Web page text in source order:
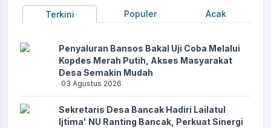
Terkini Populer Acak
Penyaluran Bansos Bakal Uji Coba Melalui
Kopdes Merah Putih, Akses Masyarakat
Desa Semakin Mudah
03 Agustus 2026
Sekretaris Desa Bancak Hadiri Lailatul
Ijtima' NU Ranting Bancak, Perkuat Sinergi